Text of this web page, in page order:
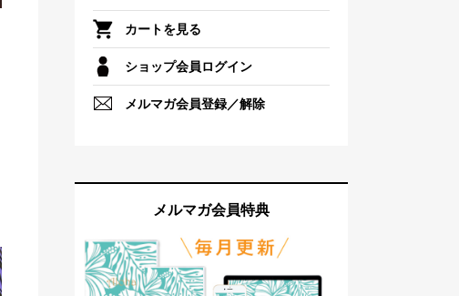
カートを見る
ショップ会員ログイン
メルマガ会員登録／解除
メルマガ会員特典